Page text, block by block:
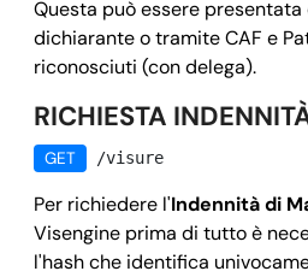
Questa può essere
dichiarante o tramite CAF e
riconosciuti (con delega).
RICHIESTA
GET /visure
Per richiedere l'Indennità di
Visengine prima di tutto è
l'hash che identifica